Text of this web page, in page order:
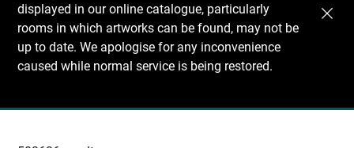
displayed in our online catalogue, particularly
rooms in which artworks can be found, may not be
up to date. We apologise for any inconvenience
caused while normal service is being restored.
Recherche